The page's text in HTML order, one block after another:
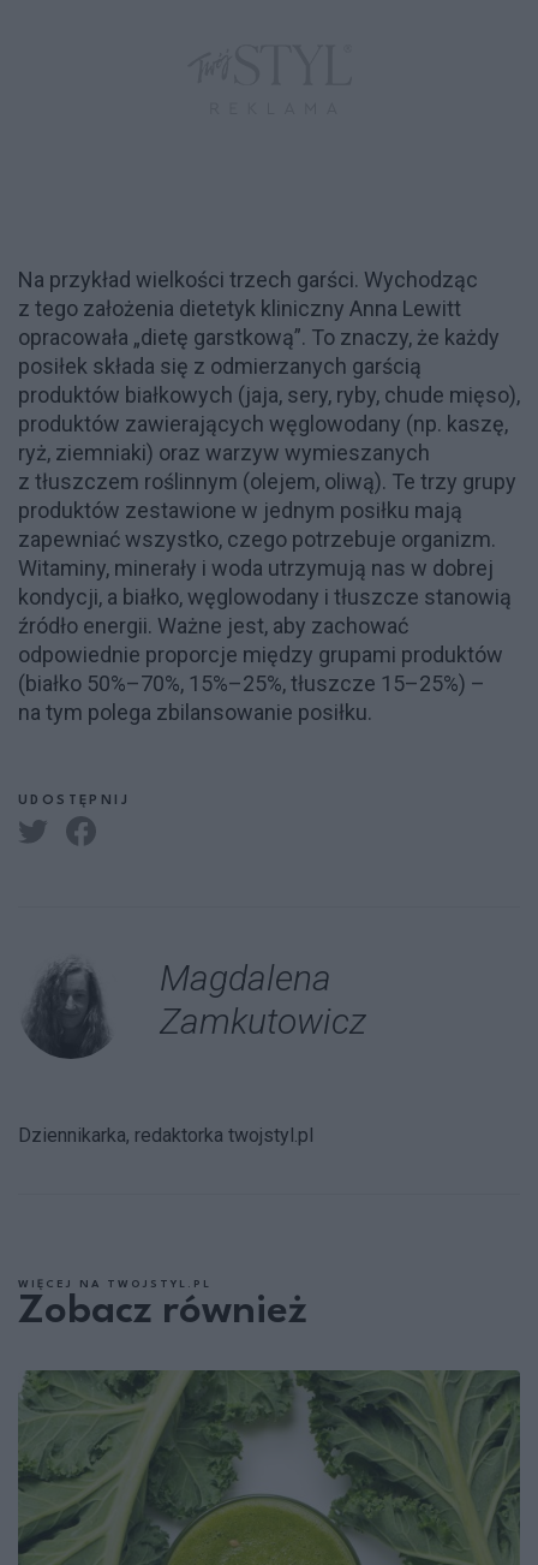
Na przykład wielkości trzech garści. Wychodząc
z tego założenia dietetyk kliniczny Anna Lewitt
opracowała „dietę garstkową”. To znaczy, że każdy
posiłek składa się z odmierzanych garścią
produktów białkowych (jaja, sery, ryby, chude mięso),
produktów zawierających węglowodany (np. kaszę,
ryż, ziemniaki) oraz warzyw wymieszanych
z tłuszczem roślinnym (olejem, oliwą). Te trzy grupy
produktów zestawione w jednym posiłku mają
zapewniać wszystko, czego potrzebuje organizm.
Witaminy, minerały i woda utrzymują nas w dobrej
kondycji, a białko, węglowodany i tłuszcze stanowią
źródło energii. Ważne jest, aby zachować
odpowiednie proporcje między grupami produktów
(białko 50%–70%, 15%–25%, tłuszcze 15–25%) –
na tym polega zbilansowanie posiłku.
UDOSTĘPNIJ
Magdalena
Zamkutowicz
Dziennikarka, redaktorka twojstyl.pl
WIĘCEJ NA TWOJSTYL.PL
Zobacz również